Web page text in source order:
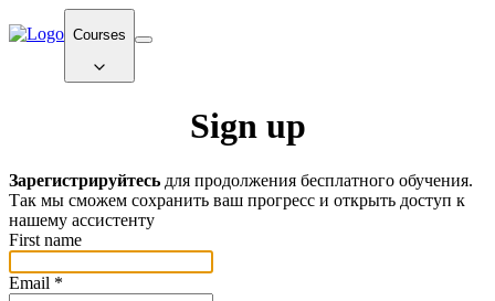
Courses
Sign up
Зарегистрируйтесь для продолжения бесплатного обучения.
Так мы сможем сохранить ваш прогресс и открыть доступ к
нашему ассистенту
First name
Email *